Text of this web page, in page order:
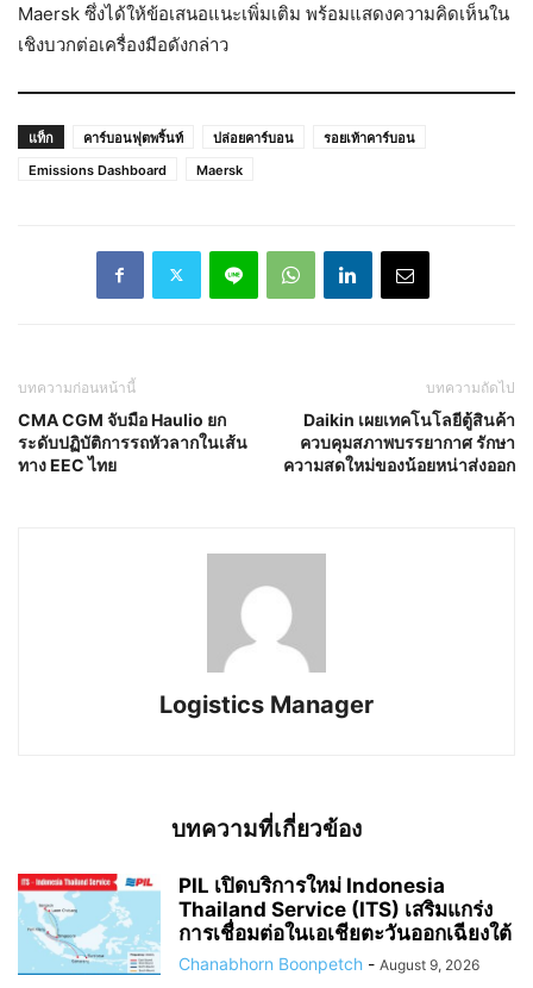
Maersk ซึ่งได้ให้ข้อเสนอแนะเพิ่มเติม พร้อมแสดงความคิดเห็นใน
เชิงบวกต่อเครื่องมือดังกล่าว
แท็ก คาร์บอนฟุตพริ้นท์ ปล่อยคาร์บอน
รอยเท้าคาร์บอน
Emissions Dashboard
Maersk
บทความก่อนหน้านี้
CMA CGM จับมือ Haulio ยก
ระดับปฏิบัติการรถหัวลากในเส้น
ทาง EEC ไทย
บทความถัดไป
Daikin เผยเทคโนโลยีตู้สินค้า
ควบคุมสภาพบรรยากาศ รักษา
ความสดใหม่ของน้อยหน่าส่งออก
Logistics Manager
บทความที่เกี่ยวข้อง
PIL เปิดบริการใหม่ Indonesia
Thailand Service (ITS) เสริมแกร่ง
การเชื่อมต่อในเอเชียตะวันออกเฉียงใต้
Chanabhorn Boonpetch - August 9, 2026